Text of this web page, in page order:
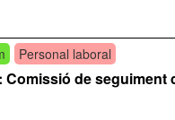
Personal laboral
de seguiment